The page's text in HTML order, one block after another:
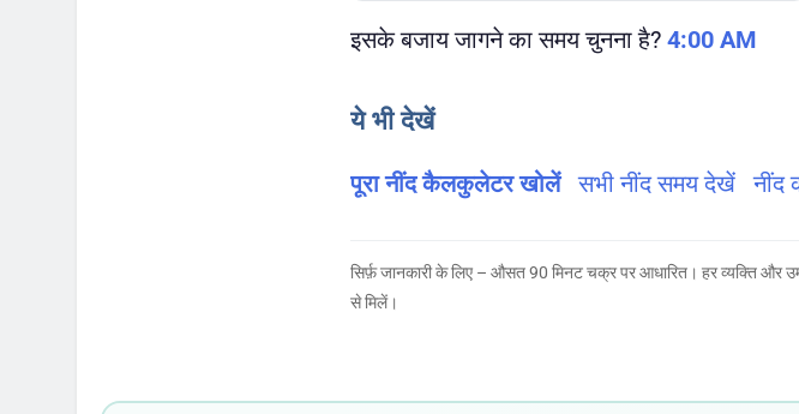
इसके बजाय जागने का समय चुनना है? 4:00 AM
ये भी देखें
पूरा नींद कैलकुलेटर खोलें सभी नींद समय देखें नींद
सिर्फ़ जानकारी के लिए – औसत 90 मिनट चक्र पर आधारित। हर व्यक्ति और
से मिलें।